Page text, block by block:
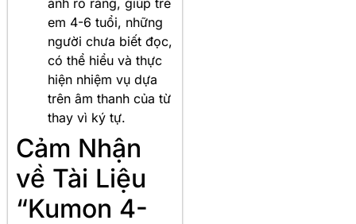
ảnh rõ ràng, giúp trẻ
em 4-6 tuổi, những
người chưa biết đọc,
có thể hiểu và thực
hiện nhiệm vụ dựa
trên âm thanh của từ
thay vì ký tự.
Cảm Nhận
về Tài Liệu
“Kumon 4-